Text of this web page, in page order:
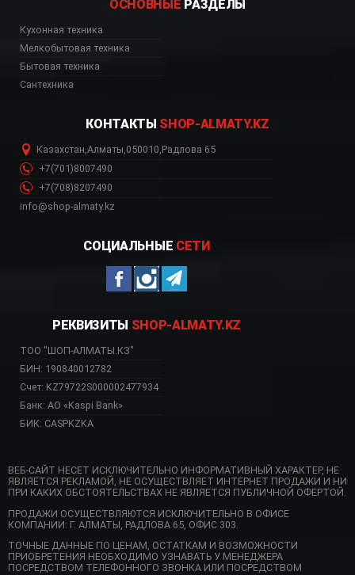
цена, Астана,
ОСНОВНЫЕ РАЗДЕЛЫ
Кухонная техника
Мелкобытовая техника
Бытовая техника
Сантехника
КОНТАКТЫ SHOP-ALMATY.KZ
Казахстан,Алматы,050010,Радлова 65
+7(701)8007490
+7(708)8207490
info@shop-almaty.kz
СОЦИАЛЬНЫЕ СЕТИ
РЕКВИЗИТЫ SHOP-ALMATY.KZ
ТОО "ШОП-АЛМАТЫ.КЗ"
БИН: 190840012782
Счет: KZ79722S000002477934
Банк: АО «Kaspi Bank»
БИК: CASPKZKA
ВЕБ-САЙТ НЕСЕТ ИСКЛЮЧИТЕЛЬНО ИНФОРМАТИВНЫЙ ХАРАКТЕР, НЕ
ЯВЛЯЕТСЯ РЕКЛАМОЙ, НЕ ОСУЩЕСТВЛЯЕТ ИНТЕРНЕТ ПРОДАЖИ И НИ
ПРИ КАКИХ ОБСТОЯТЕЛЬСТВАХ НЕ ЯВЛЯЕТСЯ ПУБЛИЧНОЙ ОФЕРТОЙ.
ПРОДАЖИ ОСУЩЕСТВЛЯЮТСЯ ИСКЛЮЧИТЕЛЬНО В ОФИСЕ
КОМПАНИИ: Г. АЛМАТЫ, РАДЛОВА 65, ОФИС 303.
ТОЧНЫЕ ДАННЫЕ ПО ЦЕНАМ, ОСТАТКАМ И ВОЗМОЖНОСТИ
ПРИОБРЕТЕНИЯ НЕОБХОДИМО УЗНАВАТЬ У МЕНЕДЖЕРА
ПОСРЕДСТВОМ ТЕЛЕФОННОГО ЗВОНКА ИЛИ ПОСРЕДСТВОМ